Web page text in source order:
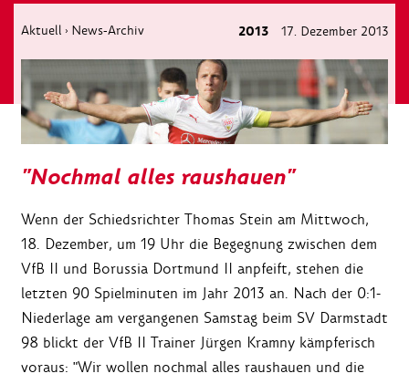
Aktuell › News-Archiv 2013 17. Dezember 2013
"Nochmal alles raushauen"
Wenn der Schiedsrichter Thomas Stein am Mittwoch,
18. Dezember, um 19 Uhr die Begegnung zwischen dem
VfB II und Borussia Dortmund II anpfeift, stehen die
letzten 90 Spielminuten im Jahr 2013 an. Nach der 0:1-
Niederlage am vergangenen Samstag beim SV Darmstadt
98 blickt der VfB II Trainer Jürgen Kramny kämpferisch
voraus: "Wir wollen nochmal alles raushauen und die